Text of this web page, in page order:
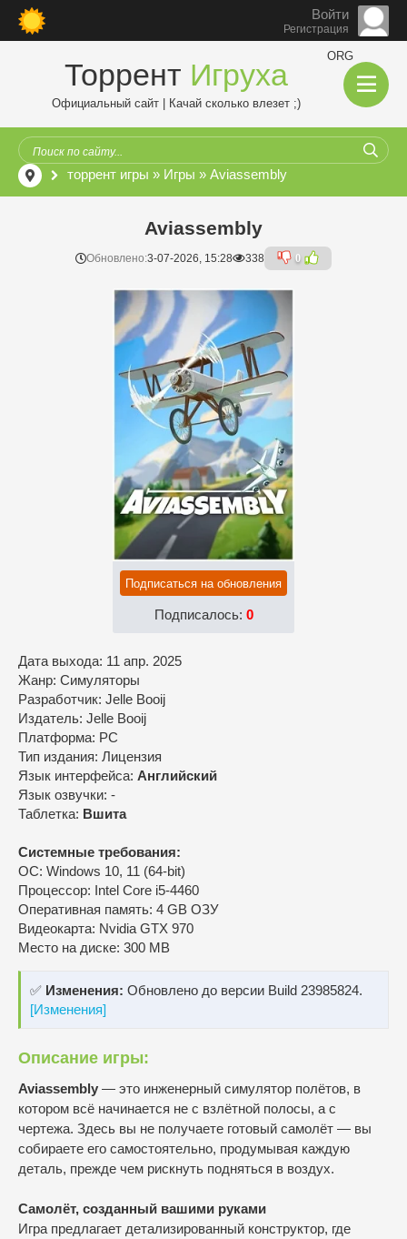
Войти
Регистрация
Торрент Игруха
ORG
Официальный сайт | Качай сколько влезет ;)
торрент игры » Игры » Aviassembly
Aviassembly
Обновлено:3-07-2026, 15:28 338 0
Подписаться на обновления
Подписалось: 0
Дата выхода: 11 апр. 2025
Жанр: Симуляторы
Разработчик: Jelle Booij
Издатель: Jelle Booij
Платформа: PC
Тип издания: Лицензия
Язык интерфейса: Английский
Язык озвучки: -
Таблетка: Вшита
Системные требования:
ОС: Windows 10, 11 (64-bit)
Процессор: Intel Core i5-4460
Оперативная память: 4 GB ОЗУ
Видеокарта: Nvidia GTX 970
Место на диске: 300 MB
✅ Изменения: Обновлено до версии Build 23985824.
[Изменения]
Описание игры:
Aviassembly — это инженерный симулятор полётов, в
котором всё начинается не с взлётной полосы, а с
чертежа. Здесь вы не получаете готовый самолёт — вы
собираете его самостоятельно, продумывая каждую
деталь, прежде чем рискнуть подняться в воздух.
Самолёт, созданный вашими руками
Игра предлагает детализированный конструктор, где